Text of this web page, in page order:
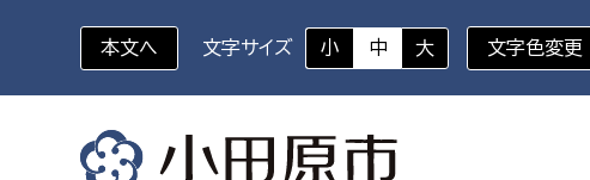
本文へ 文字サイズ 小 中 大 文字色変更